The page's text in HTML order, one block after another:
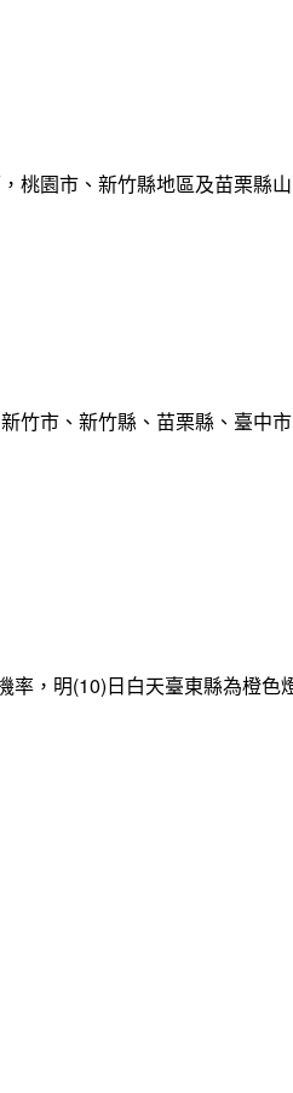
桃園市、新竹縣地區及苗栗縣
竹市、新竹縣、苗栗縣、臺中
，明(10)日白天臺東縣為橙